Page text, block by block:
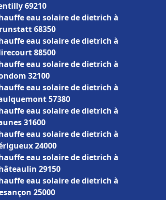
69210
eau solaire de dietrich à
68350
eau solaire de dietrich à
88500
eau solaire de dietrich à
32100
eau solaire de dietrich à
57380
eau solaire de dietrich à
31600
eau solaire de dietrich à
24000
eau solaire de dietrich à
29150
eau solaire de dietrich à
25000